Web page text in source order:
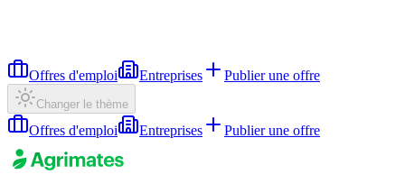
Offres d'emploi Entreprises Publier une offre
Changer le thème
Offres d'emploi Entreprises Publier une offre